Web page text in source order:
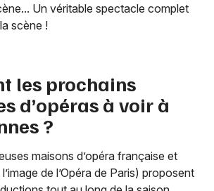
Un véritable spectacle complet
scène !
les prochains
d’opéras à voir à
?
maisons d’opéra française et
de l’Opéra de Paris) proposent